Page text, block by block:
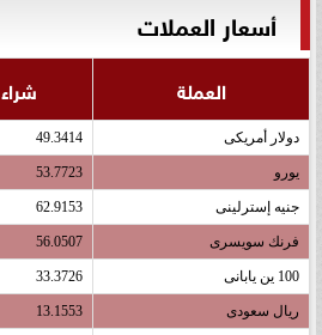
أسعار العملات
العملة شراء
دولار أمريكى 49.3414
يورو 53.7723
جنيه إسترلينى 62.9153
فرنك سويسرى 56.0507
100 ين يابانى 33.3726
ريال سعودى 13.1553